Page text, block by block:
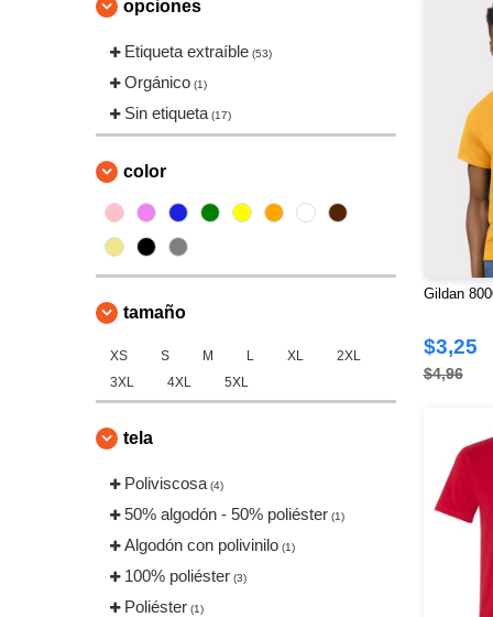
opciones
Etiqueta extraíble (53)
Orgánico (1)
Sin etiqueta (17)
color
tamaño
XS S M L XL
2XL
3XL
4XL 5XL
tela
Poliviscosa (4)
50% algodón - 50% poliéster (1)
Algodón con polivinilo (1)
100% poliéster (3)
Poliéster (1)
Gildan
$3,25
$4,96